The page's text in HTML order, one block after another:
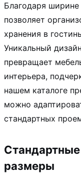
Благодаря
позволяет
хранения в
Уникальный
превращает
интерьера,
нашем каталоге
можно
стандартных
размеры